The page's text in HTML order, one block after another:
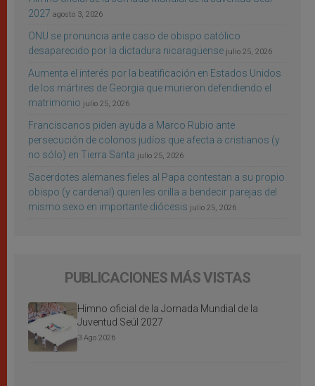
2027 agosto 3, 2026
ONU se pronuncia ante caso de obispo católico
desaparecido por la dictadura nicaragüense julio 25, 2026
Aumenta el interés por la beatificación en Estados Unidos
de los mártires de Georgia que murieron defendiendo el
matrimonio julio 25, 2026
Franciscanos piden ayuda a Marco Rubio ante
persecución de colonos judíos que afecta a cristianos (y
no sólo) en Tierra Santa julio 25, 2026
Sacerdotes alemanes fieles al Papa contestan a su propio
obispo (y cardenal) quien les orilla a bendecir parejas del
mismo sexo en importante diócesis julio 25, 2026
PUBLICACIONES MÁS VISTAS
Himno oficial de la Jornada Mundial de la
Juventud Seúl 2027
3 Ago 2026